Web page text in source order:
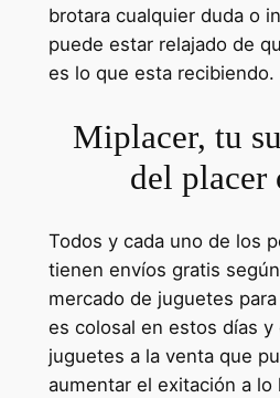
brotara cualquier duda o
puede estar relajado de
es lo que esta recibiendo.
Miplacer, tu
del placer
Todos y cada uno de los
tienen envíos gratis
mercado de juguetes
es colosal en estos días
juguetes a la venta que
aumentar el exitación a lo